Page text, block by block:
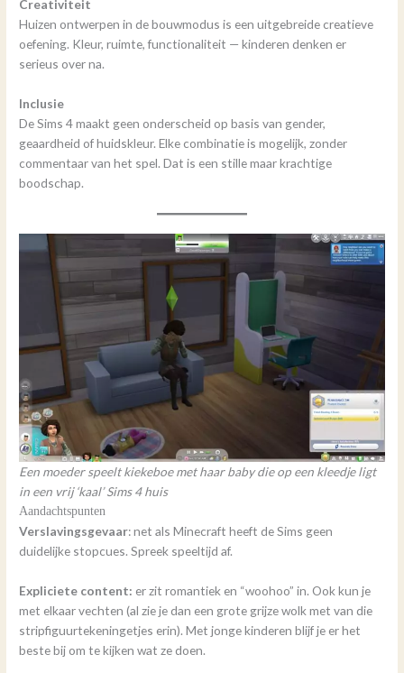
Creativiteit
Huizen ontwerpen in de bouwmodus is een uitgebreide creatieve
oefening. Kleur, ruimte, functionaliteit — kinderen denken er
serieus over na.
Inclusie
De Sims 4 maakt geen onderscheid op basis van gender,
geaardheid of huidskleur. Elke combinatie is mogelijk, zonder
commentaar van het spel. Dat is een stille maar krachtige
boodschap.
Een moeder speelt kiekeboe met haar baby die op een kleedje ligt
in een vrij ‘kaal’ Sims 4 huis
Aandachtspunten
Verslavingsgevaar: net als Minecraft heeft de Sims geen
duidelijke stopcues. Spreek speeltijd af.
Expliciete content: er zit romantiek en “woohoo” in. Ook kun je
met elkaar vechten (al zie je dan een grote grijze wolk met van die
stripfiguurtekeningetjes erin). Met jonge kinderen blijf je er het
beste bij om te kijken wat ze doen.